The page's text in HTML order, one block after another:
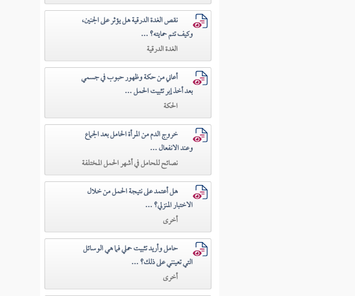
نقص الغدة الدرقية هل يؤثر على الجنين،
وكيف تتم حمايته؟ ...
الغدة الدرقية
أعاني من حكة وظهور حبوب في جسمي
بعد أخذ إبر تثبيت الحمل ...
الحكة
خروج الدم من المرأة الحامل بعد الجماع
وعند الانفعال ...
نصائح للحامل في أشهر الحمل المختلفة
هل أعتمد على نتيجة الحمل من خلال
الاختبار المنزلي؟ ...
أخرى
حامل وأريد تثبيت حملي فما هي الوسائل
التي تعينني على ذلك؟ ...
أخرى